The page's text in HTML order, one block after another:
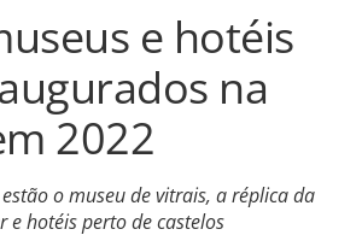
e hotéis
na
2022
o museu de vitrais, a réplica da
e hotéis perto de castelos